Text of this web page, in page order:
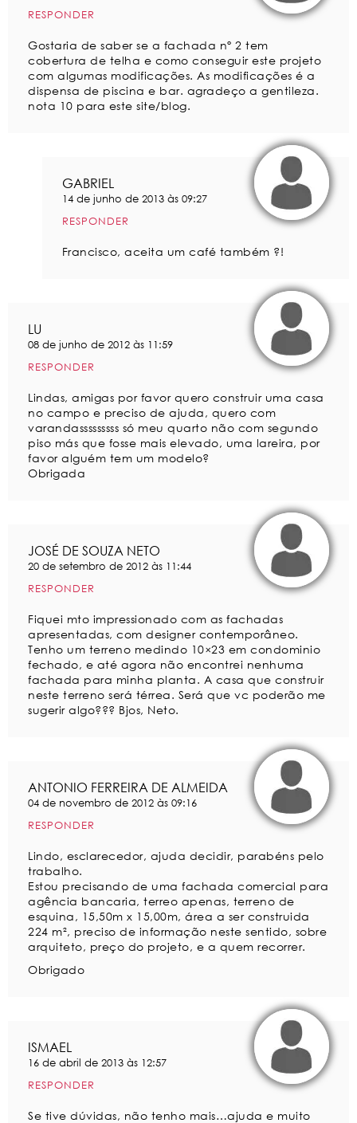
RESPONDER
Gostaria de saber se a fachada nº 2 tem
cobertura de telha e como conseguir este projeto
com algumas modificações. As modificações é a
dispensa de piscina e bar. agradeço a gentileza.
nota 10 para este site/blog.
GABRIEL
14 de junho de 2013 às 09:27
RESPONDER
Francisco, aceita um café também ?!
LU
08 de junho de 2012 às 11:59
RESPONDER
Lindas, amigas por favor quero construir uma casa
no campo e preciso de ajuda, quero com
varandasssssssss só meu quarto não com segundo
piso más que fosse mais elevado, uma lareira, por
favor alguém tem um modelo?
Obrigada
JOSÉ DE SOUZA NETO
20 de setembro de 2012 às 11:44
RESPONDER
Fiquei mto impressionado com as fachadas
apresentadas, com designer contemporâneo.
Tenho um terreno medindo 10×23 em condominio
fechado, e até agora não encontrei nenhuma
fachada para minha planta. A casa que construir
neste terreno será térrea. Será que vc poderão me
sugerir algo??? Bjos, Neto.
ANTONIO FERREIRA DE ALMEIDA
04 de novembro de 2012 às 09:16
RESPONDER
Lindo, esclarecedor, ajuda decidir, parabéns pelo
trabalho.
Estou precisando de uma fachada comercial para
agência bancaria, terreo apenas, terreno de
esquina, 15,50m x 15,00m, área a ser construida
224 m², preciso de informação neste sentido, sobre
arquiteto, preço do projeto, e a quem recorrer.
Obrigado
ISMAEL
16 de abril de 2013 às 12:57
RESPONDER
Se tive dúvidas, não tenho mais…ajuda e muito